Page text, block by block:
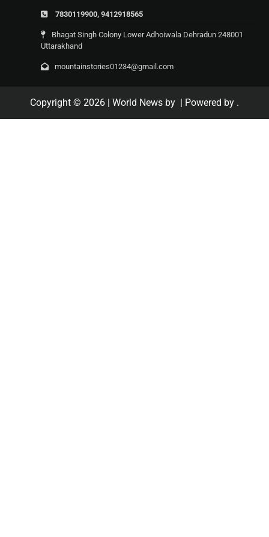
7830119900, 9412918565
Bhagat Singh Colony Lower Adhoiwala Dehradun 248001
Uttarakhand
mountainstories01234@gmail.com
Copyright © 2026 | World News by | Powered by .